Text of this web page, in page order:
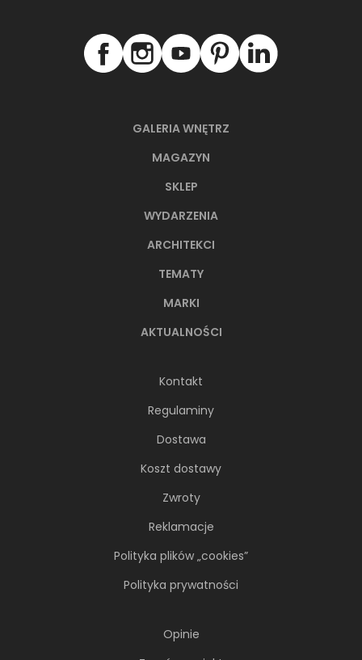
GALERIA WNĘTRZ
MAGAZYN
SKLEP
WYDARZENIA
ARCHITEKCI
TEMATY
MARKI
AKTUALNOŚCI
Kontakt
Regulaminy
Dostawa
Koszt dostawy
Zwroty
Reklamacje
Polityka plików „cookies”
Polityka prywatności
Opinie